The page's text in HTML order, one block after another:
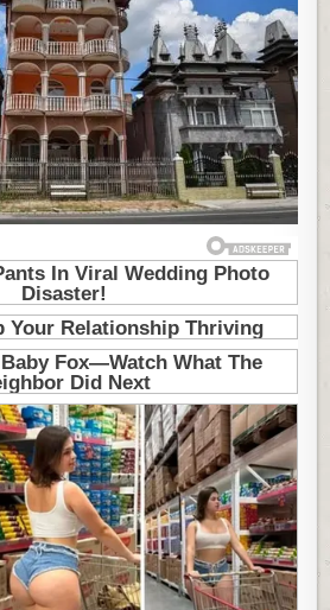
KUĆE
DVORCI,
A
STANOVNICI
GOLI
I
BOSI:
NEĆETE
VEROVATI
ČIME
SE
LJUDI
KOJI
U
OVIM
KUĆAMA